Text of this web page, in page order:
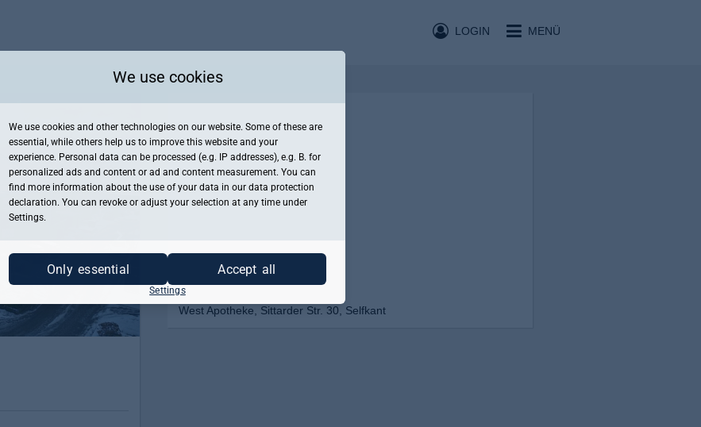
MENÜ
LOGIN
West Apotheke, Sittarder Str. 30, Selfkant
We use cookies
We use cookies and other technologies on our website. Some of these are
essential, while others help us to improve this website and your
experience. Personal data can be processed (e.g. IP addresses), e.g. B. for
personalized ads and content or ad and content measurement. You can
find more information about the use of your data in our data protection
declaration. You can revoke or adjust your selection at any time under
Settings.
Only essential Accept all
Settings